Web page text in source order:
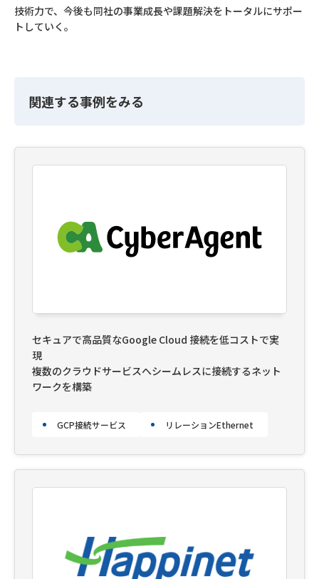
技術力で、今後も同社の事業成長や課題解決をトータルにサポー
トしていく。
関連する事例をみる
セキュアで高品質なGoogle Cloud 接続を低コストで実
現
複数のクラウドサービスへシームレスに接続するネット
ワークを構築
GCP接続サービス リレーションEthernet